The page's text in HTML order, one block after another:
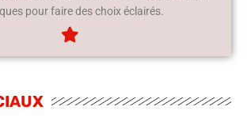
pour faire des choix éclairés.